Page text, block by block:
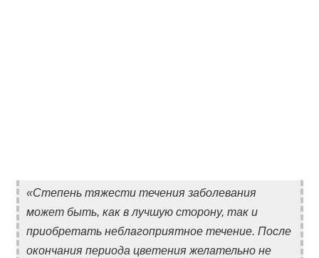
«Степень тяжести течения заболевания
может быть, как в лучшую сторону, так и
приобретать неблагоприятное течение. После
окончания периода цветения желательно не